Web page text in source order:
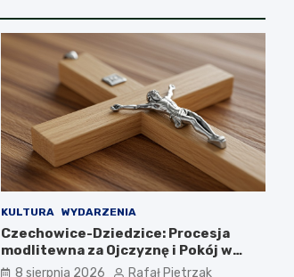
KULTURA WYDARZENIA
Czechowice-Dziedzice: Procesja
modlitewna za Ojczyznę i Pokój w
hołdzie historii
8 sierpnia 2026 Rafał Pietrzak